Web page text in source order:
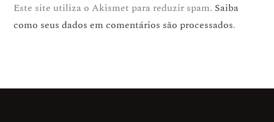
Este site utiliza o Akismet para reduzir spam. Saiba
como seus dados em comentários são processados.